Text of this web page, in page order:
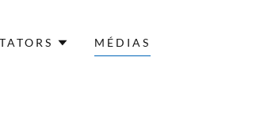
MÉDIAS